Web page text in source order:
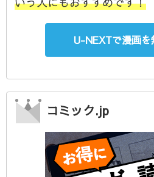
U-NEXTで漫画を
コミック.jp